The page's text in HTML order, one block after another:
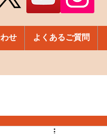
せ よくあるご質問